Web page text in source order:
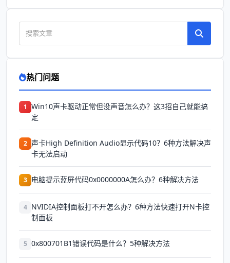
热门问题
1 Win10声卡驱动正常但没声音怎么办？这3招自己就能搞
定
2 声卡High Definition Audio显示代码10？6种方法解决声
卡无法启动
3 电脑提示蓝屏代码0x0000000A怎么办？6种解决方法
4 NVIDIA控制面板打不开怎么办？6种方法快速打开N卡控
制面板
5 0x800701B1错误代码是什么？5种解决方法